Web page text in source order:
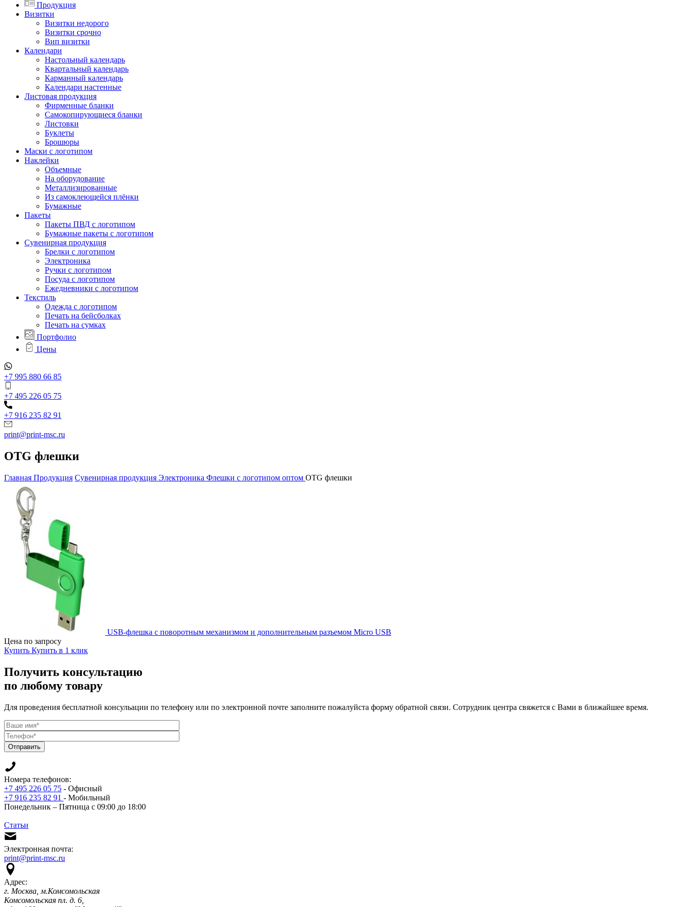
Продукция
Визитки
Визитки недорого
Визитки срочно
Вип визитки
Календари
Настольный календарь
Квартальный календарь
Карманный календарь
Календари настенные
Листовая продукция
Фирменные бланки
Самокопирующиеся бланки
Листовки
Буклеты
Брошюры
Маски с логотипом
Наклейки
Объемные
На оборудование
Металлизированные
Из самоклеющейся плёнки
Бумажные
Пакеты
Пакеты ПВД с логотипом
Бумажные пакеты с логотипом
Сувенирная продукция
Брелки с логотипом
Электроника
Ручки с логотипом
Посуда с логотипом
Ежедневники с логотипом
Текстиль
Одежда с логотипом
Печать на бейсболках
Печать на сумках
Портфолио
Цены
+7 995 880 66 85
+7 495 226 05 75
+7 916 235 82 91
print@print-msc.ru
OTG флешки
Главная Продукция Сувенирная продукция Электроника Флешки c логотипом оптом OTG флешки
USB-флешка с поворотным механизмом и дополнительным разъемом Micro USB
Цена по запросу
Купить Купить в 1 клик
Получить консультацию
по любому товару
Для проведения бесплатной консульации по телефону или по электронной почте заполните пожалуйста форму обратной связи. Сотрудник центра свяжется с Вами в ближайшее время.
Отправить
Номера телефонов:
+7 495 226 05 75 - Офисный
+7 916 235 82 91 - Мобильный
Понедельник – Пятница с 09:00 до 18:00
Статьи
Электронная почта:
print@print-msc.ru
Адрес:
г. Москва, м.Комсомольская
Комсомольская пл. д. 6,